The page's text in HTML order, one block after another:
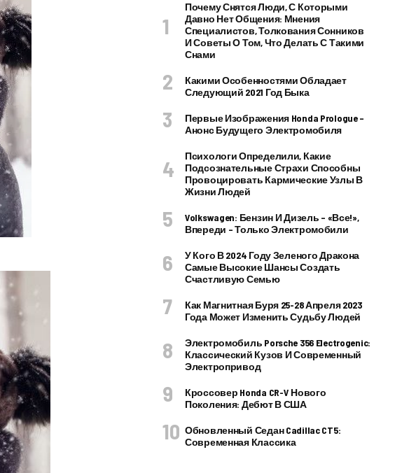
Почему Снятся Люди, С Которыми
Давно Нет Общения: Мнения
Специалистов, Толкования Сонников
И Советы О Том, Что Делать С Такими
Снами
Какими Особенностями Обладает
Следующий 2021 Год Быка
Первые Изображения Honda Prologue –
Анонс Будущего Электромобиля
Психологи Определили, Какие
Подсознательные Страхи Способны
Провоцировать Кармические Узлы В
Жизни Людей
Volkswagen: Бензин И Дизель – «все!»,
Впереди – Только Электромобили
У Кого В 2024 Году Зеленого Дракона
Самые Высокие Шансы Создать
Счастливую Семью
Как Магнитная Буря 25-28 Апреля 2023
Года Может Изменить Судьбу Людей
Электромобиль Porsche 356 Electrogenic:
Классический Кузов И Современный
Электропривод
Кроссовер Honda CR-V Нового
Поколения: Дебют В США
Обновленный Седан Cadillac CT5:
Современная Классика